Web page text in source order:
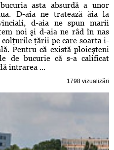
asta absurdă a unor
D-aia ne tratează ăia la
d-aia ne spun marii
noi şi d-aia ne râd în nas
ţării pe care soarta i-
Pentru că există ploieşteni
de bucurie că s-a calificat
intrarea ...
1798 vizualizări